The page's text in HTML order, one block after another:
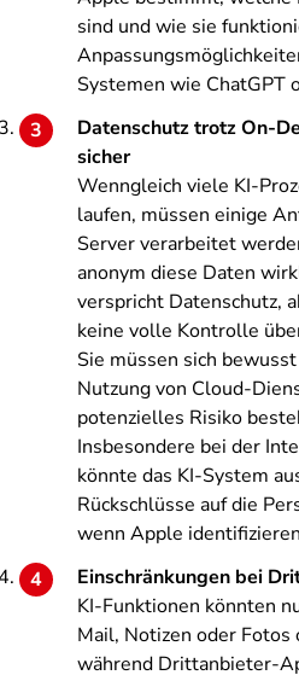
sind und wie sie
Systemen wie ChatGPT
Datenschutz trotz On-
sicher
Wenngleich viele KI-
laufen, müssen einige
Server verarbeitet
anonym diese Daten
verspricht Datenschutz,
keine volle Kontrolle
Sie müssen sich
Nutzung von Cloud-
potenzielles Risiko
Insbesondere bei der
könnte das KI-System
Rückschlüsse auf die
wenn Apple
Einschränkungen bei
KI-Funktionen könnten
Mail, Notizen oder
während Drittanbieter-